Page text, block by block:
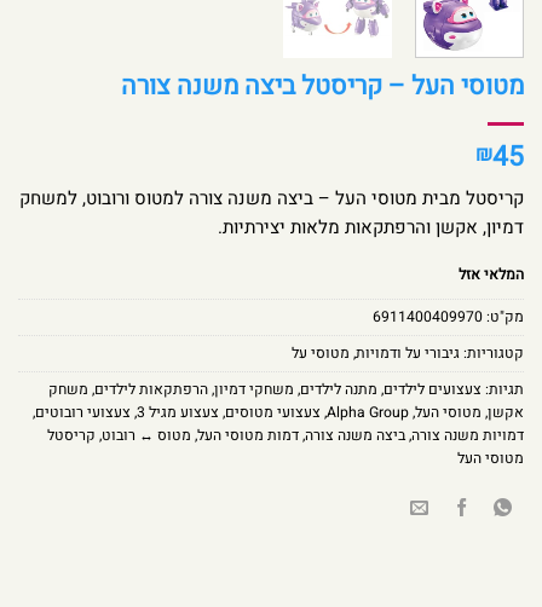
מטוסי העל – קריסטל ביצה משנה צורה
₪45
קריסטל מבית מטוסי העל – ביצה משנה צורה למטוס ורובוט, למשחק
דמיון, אקשן והרפתקאות מלאות יצירתיות.
המלאי אזל
מק"ט:6911400409970
קטגוריות:גיבורי על ודמויות, מטוסי על
תגיות: צעצועים לילדים, מתנה לילדים, משחקי דמיון,הרפתקאות לילדים, משחק
אקשן, מטוסי העל,
Alpha Group
, צעצועי מטוסים, צעצוע מגיל 3 , צעצועי רובוטים,
דמויות משנה צורה,ביצה משנה צורה,דמות מטוסי העל, מטוס ↔ רובוט, קריסטל
מטוסי העל